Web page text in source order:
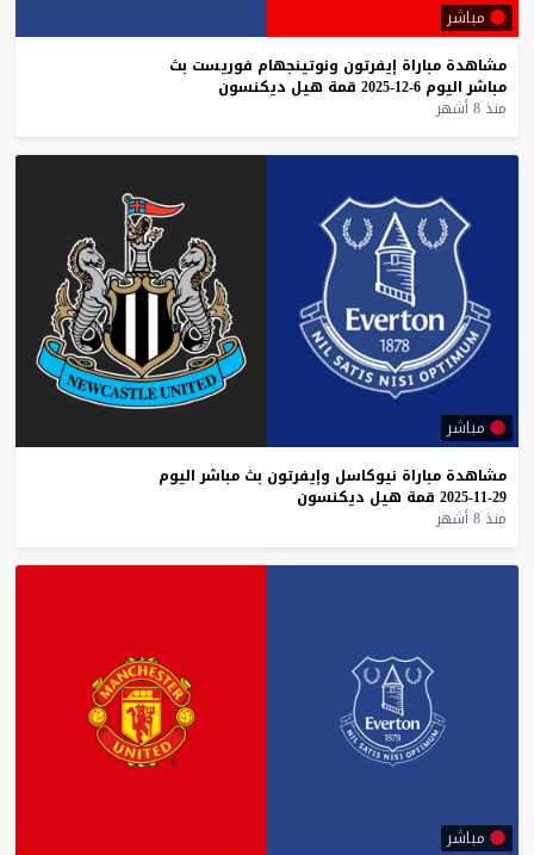
مباشر
مشاهدة مباراة إيفرتون ونوتينجهام فوريست بث
مباشر اليوم 6-12-2025 قمة هيل ديكنسون
منذ 8 أشهر
مباشر
مشاهدة مباراة نيوكاسل وإيفرتون بث مباشر اليوم
29-11-2025
قمة هيل ديكنسون
منذ 8 أشهر
مباشر